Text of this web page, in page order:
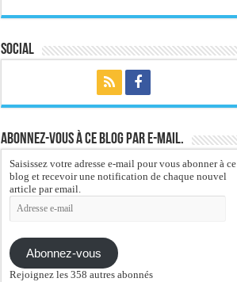
Social
Abonnez-vous à ce blog par e-mail.
Saisissez votre adresse e-mail pour vous abonner à ce
blog et recevoir une notification de chaque nouvel
article par email.
Adresse
Abonnez-vous
Rejoignez les 358 autres abonnés